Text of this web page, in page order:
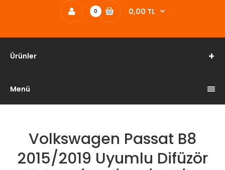
0 0,00 TL
Ürünler
Menü
Volkswagen Passat B8
2015/2019 Uyumlu Difüzör